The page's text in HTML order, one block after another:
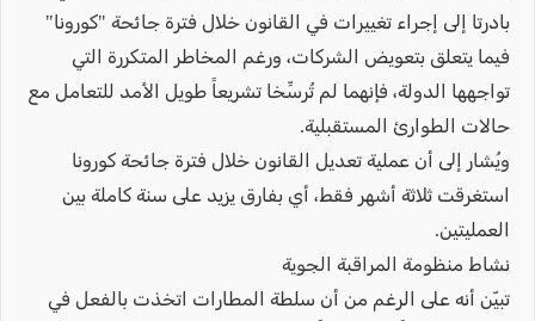
بادرتا إلى إجراء تغييرات في القانون خلال فترة جائحة "كورونا"
فيما يتعلق بتعويض الشركات، ورغم المخاطر المتكررة التي
تواجهها الدولة، فإنهما لم تُرسِّخا تشريعاً طويل الأمد للتعامل مع
حالات الطوارئ المستقبلية.
ويُشار إلى أن عملية تعديل القانون خلال فترة جائحة كورونا
استغرقت ثلاثة أشهر فقط، أي بفارق يزيد على سنة كاملة بين
العمليتين.
نشاط منظومة المراقبة الجوية
تبيّن أنه على الرغم من أن سلطة المطارات اتخذت بالفعل في